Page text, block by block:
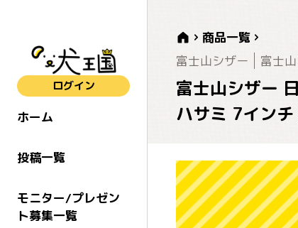
ログイン
ホーム
投稿一覧
モニター/プレゼン
ト募集一覧
商品一覧
富士山シザー
富士
富士山シザー
ハサミ 7イン